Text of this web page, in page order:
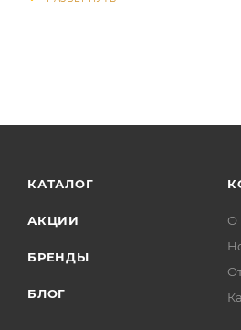
КАТАЛОГ
АКЦИИ
БРЕНДЫ
БЛОГ
О